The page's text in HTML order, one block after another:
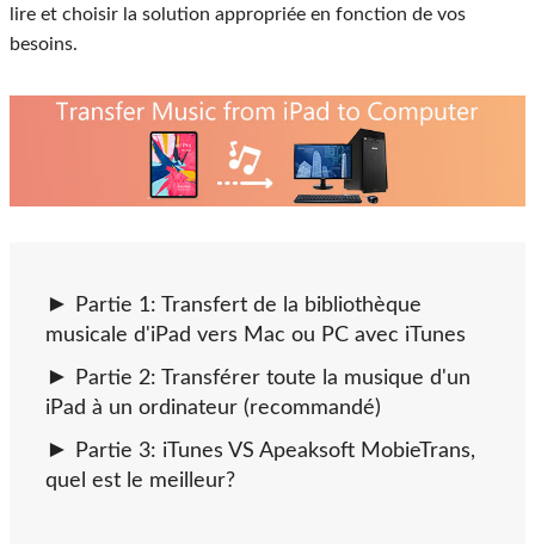
lire et choisir la solution appropriée en fonction de vos
besoins.
Partie 1: Transfert de la bibliothèque
musicale d'iPad vers Mac ou PC avec iTunes
Partie 2: Transférer toute la musique d'un
iPad à un ordinateur (recommandé)
Partie 3: iTunes VS Apeaksoft MobieTrans,
quel est le meilleur?